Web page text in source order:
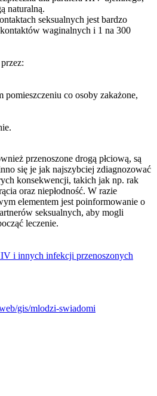
naturalną.
seksualnych jest bardzo
waginalnych i 1 na 300
co osoby zakażone,
przenoszone drogą płciową, są
się je jak najszybciej zdiagnozować
konsekwencji, takich jak np. rak
oraz niepłodność. W razie
elementem jest poinformowanie o
seksualnych, aby mogli
leczenie.
i innych infekcji przenoszonych
gis/mlodzi-swiadomi